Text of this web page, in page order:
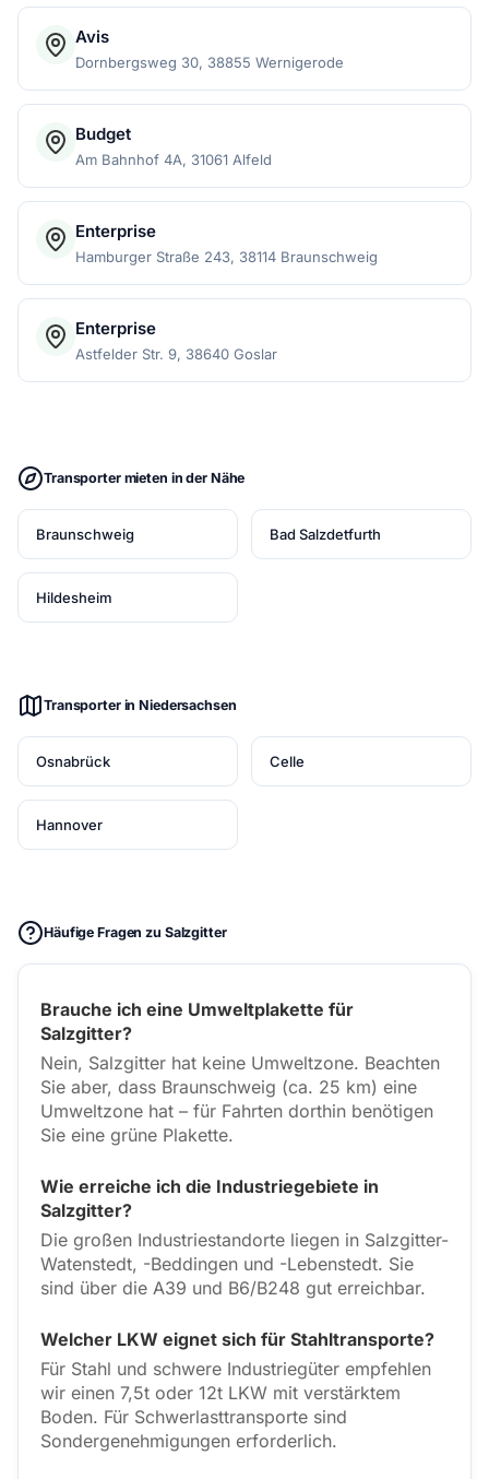
Avis
Dornbergsweg 30, 38855 Wernigerode
Budget
Am Bahnhof 4A, 31061 Alfeld
Enterprise
Hamburger Straße 243, 38114 Braunschweig
Enterprise
Astfelder Str. 9, 38640 Goslar
Transporter mieten in der Nähe
Braunschweig Bad Salzdetfurth
Hildesheim
Transporter in Niedersachsen
Osnabrück Celle
Hannover
Häufige Fragen zu Salzgitter
Brauche ich eine Umweltplakette für
Salzgitter?
Nein, Salzgitter hat keine Umweltzone. Beachten
Sie aber, dass Braunschweig (ca. 25 km) eine
Umweltzone hat – für Fahrten dorthin benötigen
Sie eine grüne Plakette.
Wie erreiche ich die Industriegebiete in
Salzgitter?
Die großen Industriestandorte liegen in Salzgitter-
Watenstedt, -Beddingen und -Lebenstedt. Sie
sind über die A39 und B6/B248 gut erreichbar.
Welcher LKW eignet sich für Stahltransporte?
Für Stahl und schwere Industriegüter empfehlen
wir einen 7,5t oder 12t LKW mit verstärktem
Boden. Für Schwerlasttransporte sind
Sondergenehmigungen erforderlich.